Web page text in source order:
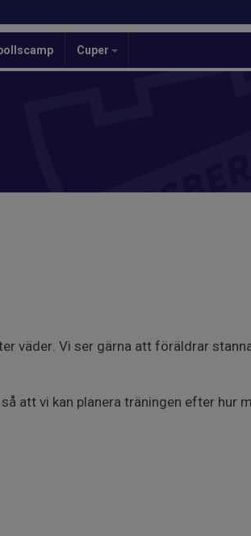
Cuper
väder. Vi ser gärna att föräldrar
att vi kan planera träningen efter hur